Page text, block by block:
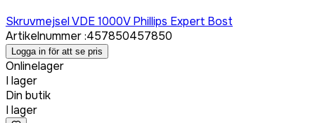
Skruvmejsel VDE 1000V Phillips Expert Bost
Artikelnummer:457850457850
Logga in för att se pris
Onlinelager
I lager
Din butik
I lager